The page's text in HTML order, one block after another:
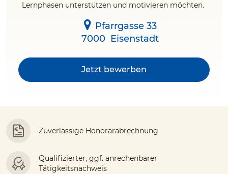
Lernphasen unterstützen und motivieren möchten.
Pfarrgasse 33
7000 Eisenstadt
Jetzt bewerben
Zuverlässige Honorarabrechnung
Qualifizierter, ggf. anrechenbarer
Tätigkeitsnachweis